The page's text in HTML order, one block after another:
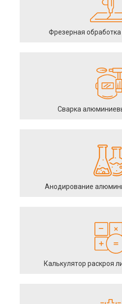
Фрезерная
Сварка
Анодирование
Калькулятор раскроя